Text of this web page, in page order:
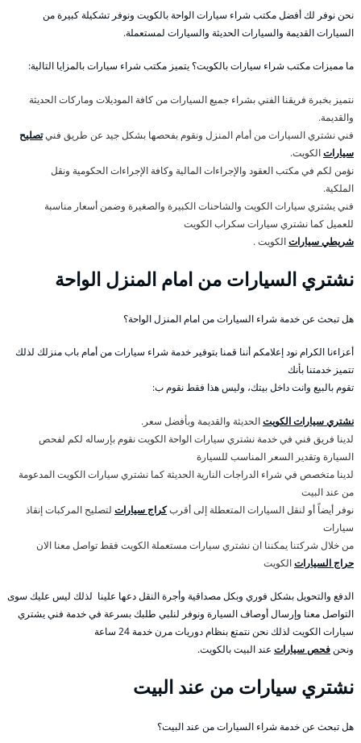
نحن نوفر لك أفضل مكتب شراء سيارات الواحة بالكويت ونوفر تشكيلة كبيرة من
السيارات القديمة والسيارات الحديثة والسيارات لمستعملة.
ما مميزات مكتب شراء سيارات بالكويت؟ يتميز مكتب شراء سيارات بالمزايا التالية:
نتميز بخبرة فريقنا الفني بشراء جميع السيارات من كافة الموديلات وماركات الحديثة
والقديمة.
فني نشتري السيارات من أمام المنزل ونقوم بفحصها بشكل جيد عن طريق فنيتصليح
سياراتالكويت.
نؤمن لكم في مكتب العقود والإجراءات المالية وكافة الإجراءات الحكومية ونقل
الملكية.
فني يشتري سيارات الكويت والشاحنات الكبيرة والصغيرة وضمن أسعار مناسبة
للعميل كما نشتري سيارات سكراب الكويت
شريطي سياراتالكويت .
نشتري السيارات من امام المنزل الواحة
هل تبحث عن خدمة شراء السيارات من امام المنزل الواحة؟
أعزاءنا الكرام نود إعلامكم أننا قمنا بتوفير خدمة شراء سيارات من أمام باب منزلك لذلك
تتميز خدمتنا بأنك
تقوم بالبيع وانت داخل بيتك، وليس هذا فقط نقوم ب:
نشتري سيارات الكويتالحديثة والقديمة وبأفضل سعر.
لدينا فريق فني في خدمة نشتري سيارات الواحة الكويت نقوم بإرساله لكم لفحص
السيارة وتقدير السعر المناسب للسيارة
لدينا متخصص في شراء الدراجات النارية الحديثة كما نشتري سيارات الكويت المدعومة
من عند البيت
نوفر أيضاً أو لنقل السيارات المتعطلة إلى أقربكراج سيارات لتصليح المركبات إنقاذ
سيارات
من خلال شركتنا يمكننا ان نشتري سيارات مستعملة الكويت فقط تواصل معنا الان
حراج السياراتالكويت
الدفع والتحويل بشكل فوري وبكل مصداقية وأجرة النقل دعها علينا لذلك ليس عليك سوى
التواصل معنا وإرسال أوصاف السيارة ونوفر لنلبي طلبك بسرعة في خدمة فني يشتري
سيارات الكويت لذلك نحن نتمتع بنظام دوريات مرن خدمة 24 ساعة
ونحنفحص سيارات عند البيت بالكويت.
نشتري سيارات من عند البيت
هل تبحث عن خدمة شراء السيارات من عند البيت؟